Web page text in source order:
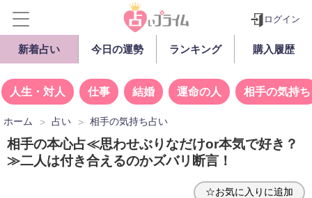
ログイン
新着占い 今日の運勢 ランキング 購入履歴
人生・対人 仕事 結婚 運命の人 相手の気持ち
ホーム 占い 相手の気持ち占い
相手の本心占≪思わせぶりなだけor本気で好き？
≫二人は付き合えるのかズバリ断言！
☆お気に入りに追加